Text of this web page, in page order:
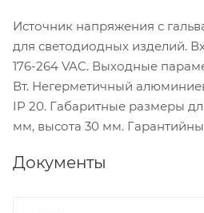
Источник напряжения с
для светодиодных изделий.
176-264 VAC. Выходные
Вт. Негерметичный
IP 20. Габаритные размеры
мм, высота 30 мм.
Документы